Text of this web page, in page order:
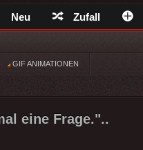
Neu Zufall
GIF ANIMATIONEN
eine Frage."..